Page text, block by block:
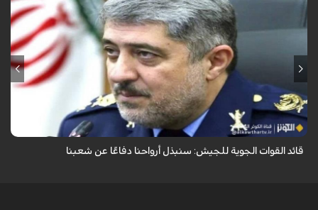
قال قائد القوات الجوية للجيش الايراني العميد الطيار بهمن بهمرد "ان القوات
الجوية للجيش ستبذل الأرواح دفاعًا عن الشعب الإيراني".
قائد القوات الجوية للجيش: سنبذل أرواحنا دفاعًا عن شعبنا